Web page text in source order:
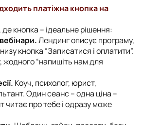
платіжна кнопка на
де кнопка – ідеальне рішення:
Лендинг описує програму,
кнопка “Записатися і оплатити”.
“напишіть нам для
Коуч, психолог, юрист,
Один сеанс – одна ціна –
читає про тебе і одразу може